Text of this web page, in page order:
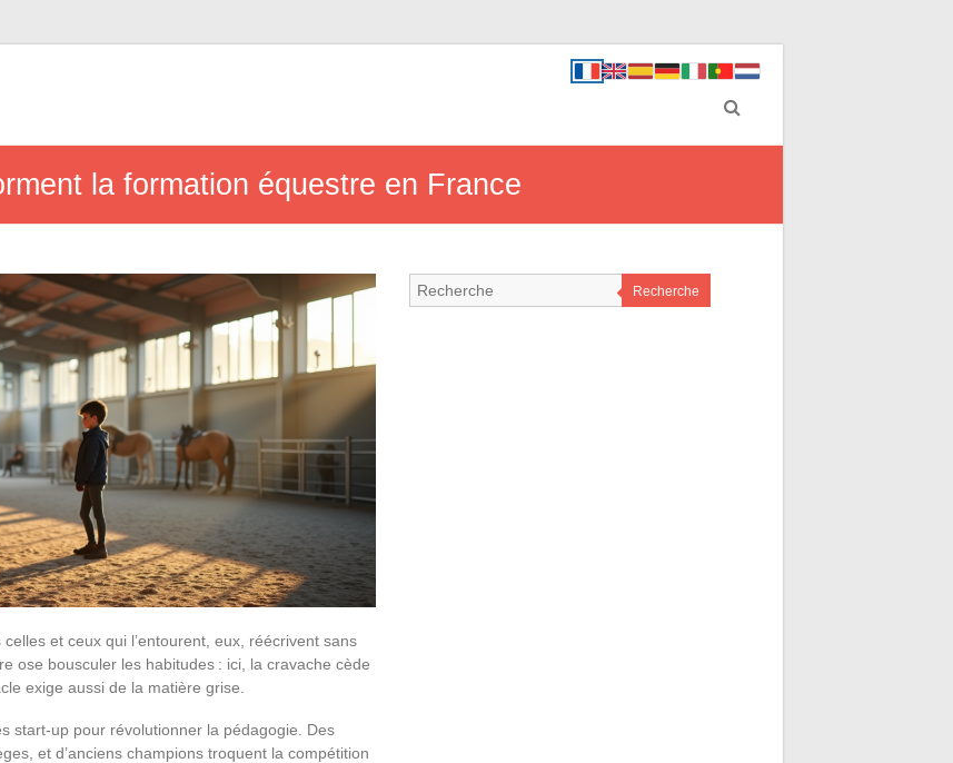
la formation équestre en France
et ceux qui l’entourent, eux, réécrivent sans
ose bousculer les habitudes : ici, la cravache cède
exige aussi de la matière grise.
start-up pour révolutionner la pédagogie. Des
et d’anciens champions troquent la compétition
Recherche